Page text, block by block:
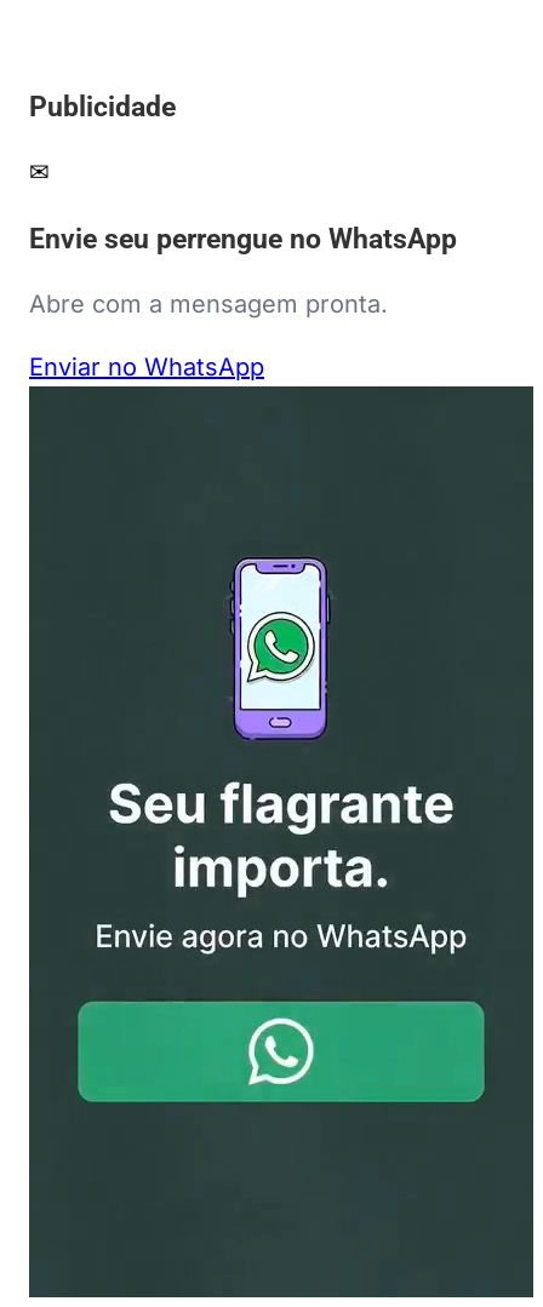
Publicidade
✉
Envie seu perrengue no WhatsApp
Abre com a mensagem pronta.
Enviar no WhatsApp